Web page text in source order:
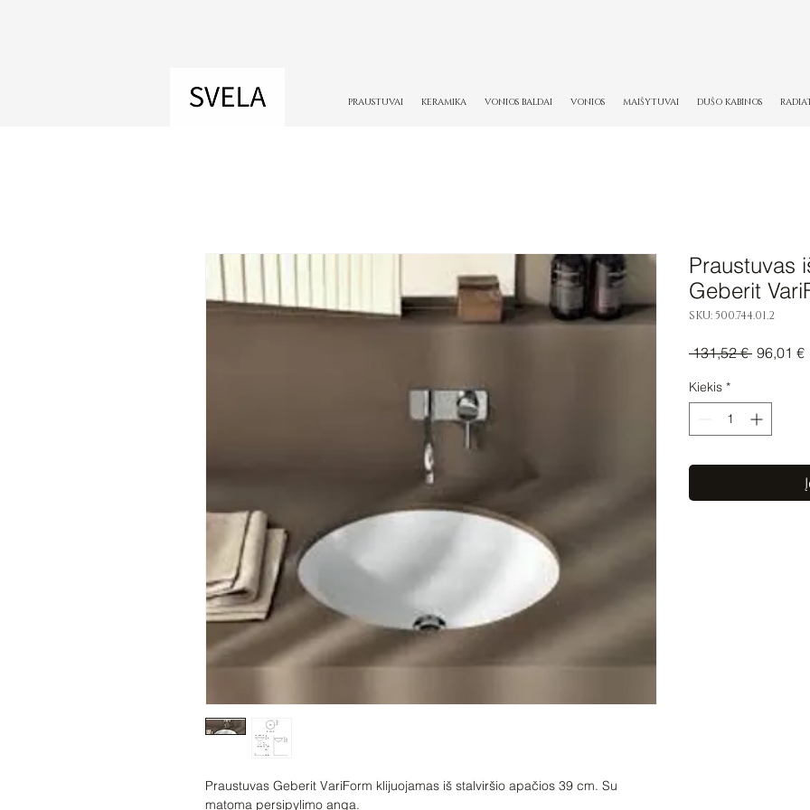
PRAUSTUVAI KERAMIKA VONIOS BALDAI VONIOS MAIŠYTUVAI DUŠO KABINOS
Praustuvas Geberit VariForm klijuojamas iš stalviršio apačios 39 cm. Su
matoma persipylimo anga.
Praustuvas
Geberit
SKU: 500.744.01.2
131,52 € Įprastinė
96,01 €
Kiekis *